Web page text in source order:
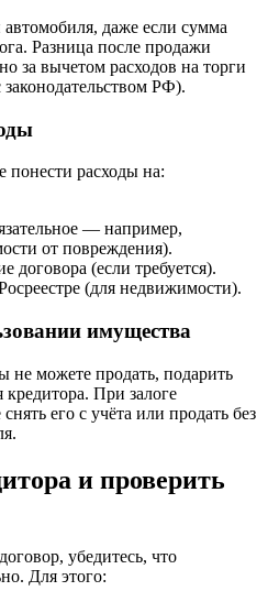
даже если сумма
Разница после продажи
за вычетом расходов на торги
РФ).
расходы на:
— например,
от повреждения).
договора (если требуется).
(для недвижимости).
имущества
не можете продать, подарить
кредитора. При залоге
его с учёта или продать без
и проверить
убедитесь, что
Для этого: